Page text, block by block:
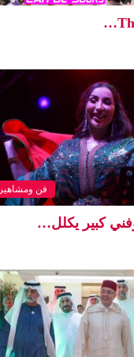
فن ومشاهير
كبير يكلل…